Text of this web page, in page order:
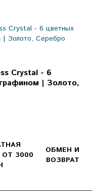
Crystal - 6
| Золото,
3000
ОБМЕН И
ВОЗВРАТ